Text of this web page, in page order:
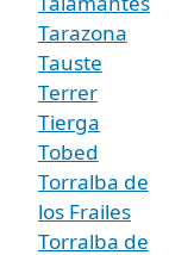
Tarazona
Tauste
Terrer
Tierga
Tobed
Torralba de
los Frailes
Torralba de